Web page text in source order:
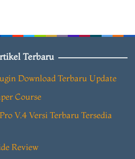
Terbaru
Download Terbaru Update
Course
V.4 Versi Terbaru Tersedia
Review